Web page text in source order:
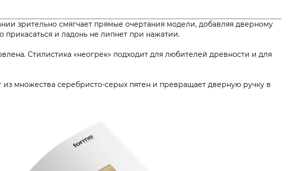
зрительно смягчает прямые очертания модели, добавляя дверному
прикасаться и ладонь не липнет при нажатии.
Стилистика «неогрек» подходит для любителей древности и для
из множества серебристо-серых пятен и превращает дверную ручку в